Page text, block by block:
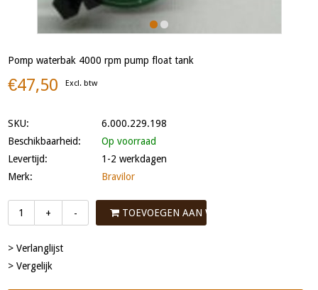
Pomp waterbak 4000 rpm pump float tank
€47,50 Excl. btw
SKU:
6.000.229.198
Beschikbaarheid:
Op voorraad
Levertijd:
1-2 werkdagen
Merk:
Bravilor
+ - TOEVOEGEN AAN WINKELWAGEN
> Verlanglijst
> Vergelijk